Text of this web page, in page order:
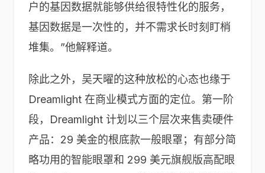
户的基因数据就能够供给很特性化的服务，
基因数据是一次性的，并不需求长时刻盯梢
堆集。”他解释道。
除此之外，吴天曜的这种放松的心态也缘于
Dreamlight 在商业模式方面的定位。第一阶
段，Dreamlight 计划以三个层次来售卖硬件
产品：29 美金的根底款一般眼罩；有部分简
略功用的智能眼罩和 299 美元旗舰版高配眼